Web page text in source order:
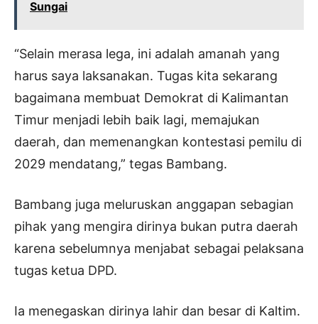
Sungai
“Selain merasa lega, ini adalah amanah yang
harus saya laksanakan. Tugas kita sekarang
bagaimana membuat Demokrat di Kalimantan
Timur menjadi lebih baik lagi, memajukan
daerah, dan memenangkan kontestasi pemilu di
2029 mendatang,” tegas Bambang.
Bambang juga meluruskan anggapan sebagian
pihak yang mengira dirinya bukan putra daerah
karena sebelumnya menjabat sebagai pelaksana
tugas ketua DPD.
Ia menegaskan dirinya lahir dan besar di Kaltim.